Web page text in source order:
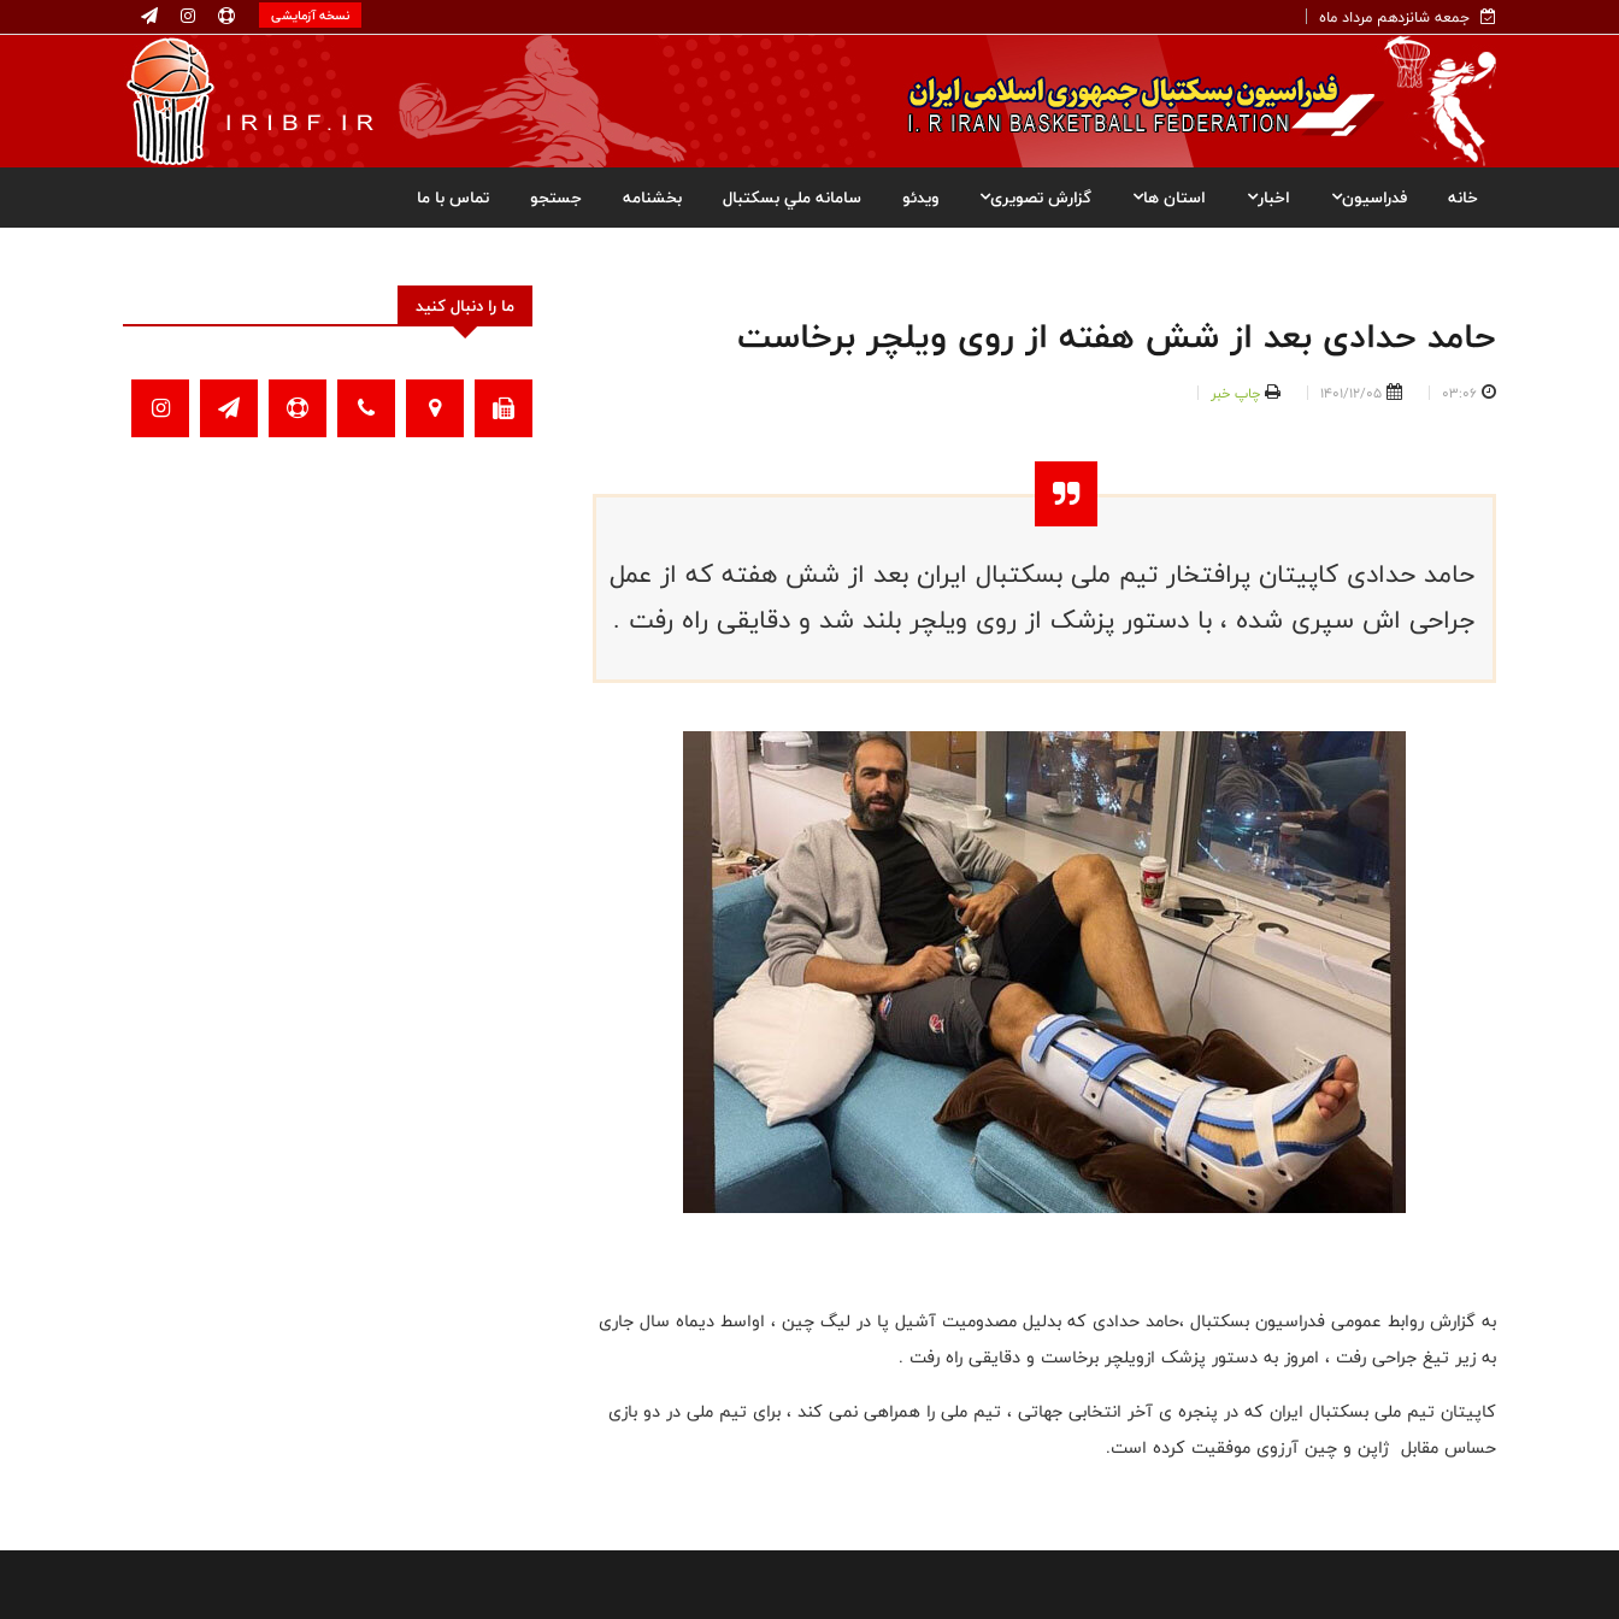
جمعه شانزدهم مرداد ماه نسخه آزمایشی
خانه فدراسیون اخبار استان ها گزارش تصویری ویدئو سامانه ملي بسکتبال بخشنامه جستجو تماس با ما
حامد حدادی بعد از شش هفته از روی ویلچر برخاست
03:06
1401/12/05 چاپ خبر
حامد حدادی کاپیتان پرافتخار تیم ملی بسکتبال ایران بعد از شش هفته که از عمل
جراحی اش سپری شده ، با دستور پزشک از روی ویلچر بلند شد و دقایقی راه رفت .
به گزارش روابط عمومی فدراسیون بسکتبال ،حامد حدادی که بدلیل مصدومیت آشیل پا در لیگ چین ، اواسط دیماه سال جاری
به زیر تیغ جراحی رفت ، امروز به دستور پزشک ازویلچر برخاست و دقایقی راه رفت .
کاپیتان تیم ملی بسکتبال ایران که در پنجره ی آخر انتخابی جهاتی ، تیم ملی را همراهی نمی کند ، برای تیم ملی در دو بازی
حساس مقابل ژاپن و چین آرزوی موفقیت کرده است.
ما را دنبال کنید